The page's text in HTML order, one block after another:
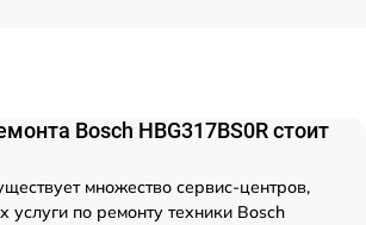
Bosch HBG317BS0R стоит
множество сервис-центров,
услуги по ремонту техники Bosch